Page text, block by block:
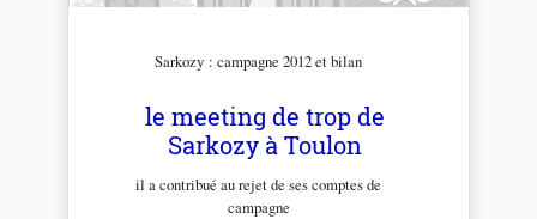
Sarkozy : campagne 2012 et bilan
le meeting de trop de
Sarkozy à Toulon
il a contribué au rejet de ses comptes de
campagne